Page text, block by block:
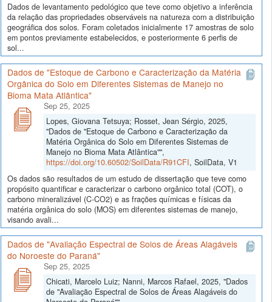
Dados de levantamento pedológico que teve como objetivo a inferência
da relação das propriedades observáveis na natureza com a distribuição
geográfica dos solos. Foram coletados inicialmente 17 amostras de solo
em pontos previamente estabelecidos, e posteriormente 6 perfis de
sol...
Dados de "Estoque de Carbono e Caracterização da Matéria
Orgânica do Solo em Diferentes Sistemas de Manejo no
Bioma Mata Atlântica"
Sep 25, 2025
Lopes, Giovana Tetsuya; Rosset, Jean Sérgio, 2025,
"Dados de "Estoque de Carbono e Caracterização da
Matéria Orgânica do Solo em Diferentes Sistemas de
Manejo no Bioma Mata Atlântica"",
https://doi.org/10.60502/SoilData/R91CFI, SoilData, V1
Os dados são resultados de um estudo de dissertação que teve como
propósito quantificar e caracterizar o carbono orgânico total (COT), o
carbono mineralizável (C-CO2) e as frações químicas e físicas da
matéria orgânica do solo (MOS) em diferentes sistemas de manejo,
visando avali...
Dados de "Avaliação Espectral de Solos de Áreas Alagáveis
do Noroeste do Paraná"
Sep 25, 2025
Chicati, Marcelo Luiz; Nanni, Marcos Rafael, 2025, "Dados
de "Avaliação Espectral de Solos de Áreas Alagáveis do